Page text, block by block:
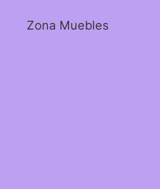
Zona Muebles